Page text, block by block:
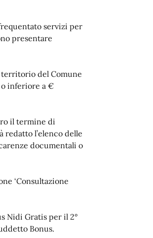
servizi per
presentare
del Comune
o inferiore a €
il termine di
redatto l’elenco delle
documentali o
‘Consultazione
Nidi Gratis per il 2°
Bonus.